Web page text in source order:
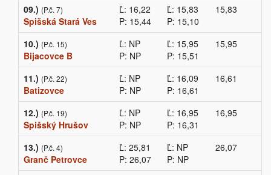
09.) (P.č. 7)
Spišská Stará Ves
Ľ: 16,22
P: 15,44
Ľ: 15,83
P: 15,10
15,83
10.) (P.č. 15)
Bijacovce B
Ľ: NP
P: NP
Ľ: 15,95
P: 15,51
15,95
11.) (P.č. 22)
Batizovce
Ľ: NP
P: NP
Ľ: 16,09
P: 16,61
16,61
12.) (P.č. 19)
Spišský Hrušov
Ľ: NP
P: NP
Ľ: 16,95
P: 16,31
16,95
13.) (P.č. 4)
Granč Petrovce
Ľ: 25,81
P: 26,07
Ľ: NP
P: NP
26,07